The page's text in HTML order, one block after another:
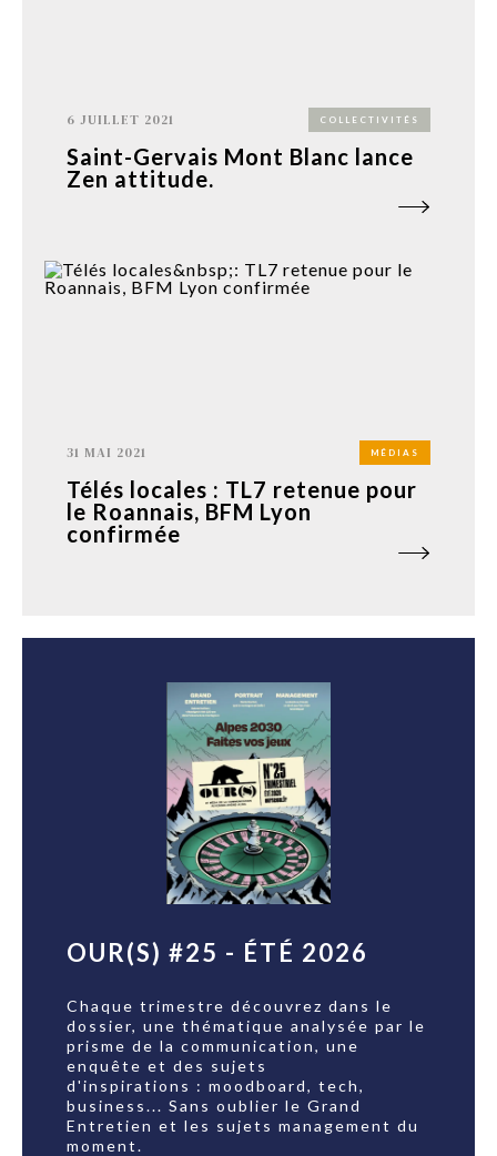
6 JUILLET 2021 COLLECTIVITÉS
Saint-Gervais Mont Blanc lance
Zen attitude.
31 MAI 2021 MÉDIAS
Télés locales : TL7 retenue pour
le Roannais, BFM Lyon
confirmée
OUR(S) #25 - ÉTÉ 2026
Chaque trimestre découvrez dans le
dossier, une thématique analysée par le
prisme de la communication, une
enquête et des sujets
d'inspirations : moodboard, tech,
business... Sans oublier le Grand
Entretien et les sujets management du
moment.